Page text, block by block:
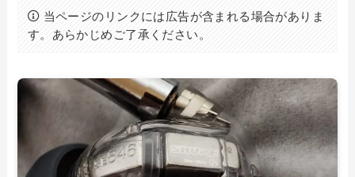
当ページのリンクには広告が含まれる場合がありま
す。あらかじめご了承ください。